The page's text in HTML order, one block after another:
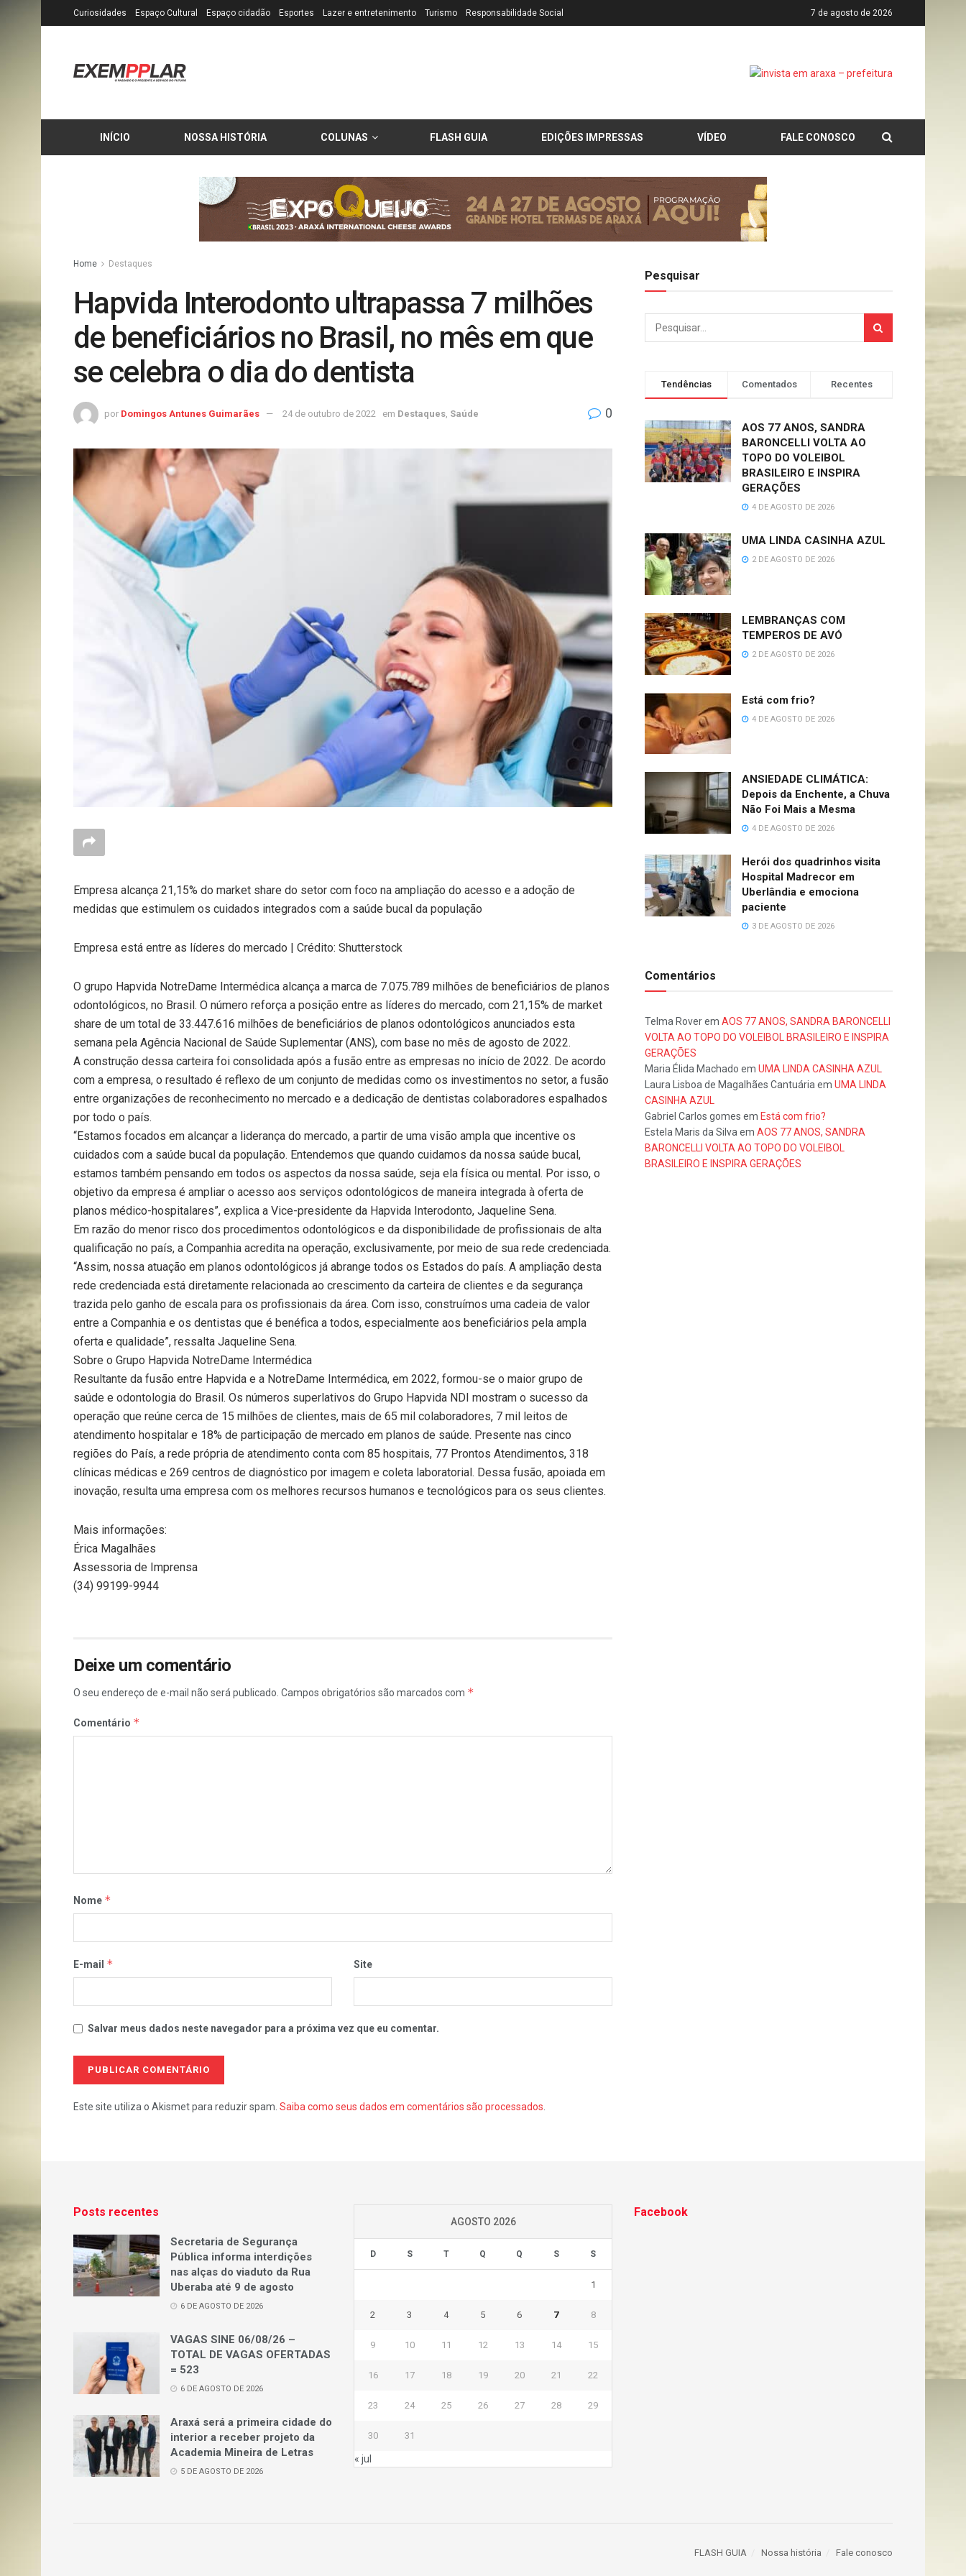
Curiosidades Espaço Cultural Espaço cidadão Esportes Lazer e entretenimento Turismo Responsabilidade Social 7 de agosto de 2026
INÍCIO NOSSA HISTÓRIA COLUNAS FLASH GUIA EDIÇÕES IMPRESSAS VÍDEO FALE CONOSCO
Home Destaques
Hapvida Interodonto ultrapassa 7 milhões
de beneficiários no Brasil, no mês em que
se celebra o dia do dentista
por Domingos Antunes Guimarães 24 de outubro de 2022 em Destaques Saúde 0
Empresa alcança 21,15% do market share do setor com foco na ampliação do acesso e a adoção de
medidas que estimulem os cuidados integrados com a saúde bucal da população
Empresa está entre as líderes do mercado | Crédito: Shutterstock
O grupo Hapvida NotreDame Intermédica alcança a marca de 7.075.789 milhões de beneficiários de planos
odontológicos, no Brasil. O número reforça a posição entre as líderes do mercado, com 21,15% de market
share de um total de 33.447.616 milhões de beneficiários de planos odontológicos anunciados esta
semana pela Agência Nacional de Saúde Suplementar (ANS), com base no mês de agosto de 2022.
A construção dessa carteira foi consolidada após a fusão entre as empresas no início de 2022. De acordo
com a empresa, o resultado é reflexo de um conjunto de medidas como os investimentos no setor, a fusão
entre organizações de reconhecimento no mercado e a dedicação de dentistas colaboradores espalhados
por todo o país.
“Estamos focados em alcançar a liderança do mercado, a partir de uma visão ampla que incentive os
cuidados com a saúde bucal da população. Entendemos que quando cuidamos da nossa saúde bucal,
estamos também pensando em todos os aspectos da nossa saúde, seja ela física ou mental. Por isso, o
objetivo da empresa é ampliar o acesso aos serviços odontológicos de maneira integrada à oferta de
planos médico-hospitalares”, explica a Vice-presidente da Hapvida Interodonto, Jaqueline Sena.
Em razão do menor risco dos procedimentos odontológicos e da disponibilidade de profissionais de alta
qualificação no país, a Companhia acredita na operação, exclusivamente, por meio de sua rede credenciada.
“Assim, nossa atuação em planos odontológicos já abrange todos os Estados do país. A ampliação desta
rede credenciada está diretamente relacionada ao crescimento da carteira de clientes e da segurança
trazida pelo ganho de escala para os profissionais da área. Com isso, construímos uma cadeia de valor
entre a Companhia e os dentistas que é benéfica a todos, especialmente aos beneficiários pela ampla
oferta e qualidade”, ressalta Jaqueline Sena.
Sobre o Grupo Hapvida NotreDame Intermédica
Resultante da fusão entre Hapvida e a NotreDame Intermédica, em 2022, formou-se o maior grupo de
saúde e odontologia do Brasil. Os números superlativos do Grupo Hapvida NDI mostram o sucesso da
operação que reúne cerca de 15 milhões de clientes, mais de 65 mil colaboradores, 7 mil leitos de
atendimento hospitalar e 18% de participação de mercado em planos de saúde. Presente nas cinco
regiões do País, a rede própria de atendimento conta com 85 hospitais, 77 Prontos Atendimentos, 318
clínicas médicas e 269 centros de diagnóstico por imagem e coleta laboratorial. Dessa fusão, apoiada em
inovação, resulta uma empresa com os melhores recursos humanos e tecnológicos para os seus clientes.
Mais informações:
Érica Magalhães
Assessoria de Imprensa
(34) 99199-9944
Deixe um comentário
O seu endereço de e-mail não será publicado. Campos obrigatórios são marcados com *
Comentário *
Nome *
E-mail * Site
Salvar meus dados neste navegador para a próxima vez que eu comentar.
Este site utiliza o Akismet para reduzir spam. Saiba como seus dados em comentários são processados.
Pesquisar
Tendências Comentados Recentes
AOS 77 ANOS, SANDRA
BARONCELLI VOLTA AO
TOPO DO VOLEIBOL
BRASILEIRO E INSPIRA
GERAÇÕES
4 DE AGOSTO DE 2026
UMA LINDA CASINHA AZUL
2 DE AGOSTO DE 2026
LEMBRANÇAS COM
TEMPEROS DE AVÓ
2 DE AGOSTO DE 2026
Está com frio?
4 DE AGOSTO DE 2026
ANSIEDADE CLIMÁTICA:
Depois da Enchente, a Chuva
Não Foi Mais a Mesma
4 DE AGOSTO DE 2026
Herói dos quadrinhos visita
Hospital Madrecor em
Uberlândia e emociona
paciente
3 DE AGOSTO DE 2026
Comentários
Telma Roverem AOS 77 ANOS, SANDRA BARONCELLI
VOLTA AO TOPO DO VOLEIBOL BRASILEIRO E INSPIRA
GERAÇÕES
Maria Élida Machado em UMA LINDA CASINHA AZUL
Laura Lisboa de Magalhães Cantuáriaem UMA LINDA
CASINHA AZUL
Gabriel Carlos gomes em Está com frio?
Estela Maris da Silvaem AOS 77 ANOS, SANDRA
BARONCELLI VOLTA AO TOPO DO VOLEIBOL
BRASILEIRO E INSPIRA GERAÇÕES
Posts recentes
Secretaria de Segurança
Pública informa interdições
nas alças do viaduto da Rua
Uberaba até 9 de agosto
6 DE AGOSTO DE 2026
VAGAS SINE 06/08/26 –
TOTAL DE VAGAS OFERTADAS
= 523
6 DE AGOSTO DE 2026
Araxá será a primeira cidade do
interior a receber projeto da
Academia Mineira de Letras
5 DE AGOSTO DE 2026
AGOSTO 2026
D S T Q Q S S
1
2 3 4 5 6 7 8
9 10 11 12 13 14 15
16 17 18 19 20 21 22
23 24 25 26 27 28 29
30 31
« jul
Facebook
FLASH GUIA Nossa história Fale conosco